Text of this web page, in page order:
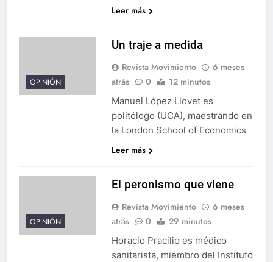
Leer más
OPINIÓN
Un traje a medida
Revista Movimiento
6 meses
atrás
0 12 minutos
Manuel López Llovet es
politólogo (UCA), maestrando en
la London School of Economics
Leer más
OPINIÓN
El peronismo que viene
Revista Movimiento
6 meses
atrás
0 29 minutos
Horacio Pracilio es médico
sanitarista, miembro del Instituto